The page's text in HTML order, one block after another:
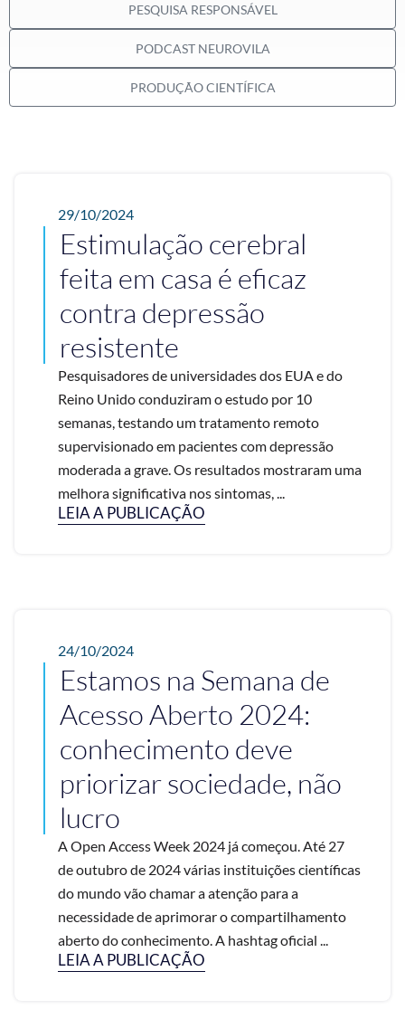
PESQUISA RESPONSÁVEL
PODCAST NEUROVILA
PRODUÇÃO CIENTÍFICA
29/10/2024
Estimulação cerebral
feita em casa é eficaz
contra depressão
resistente
Pesquisadores de universidades dos EUA e do
Reino Unido conduziram o estudo por 10
semanas, testando um tratamento remoto
supervisionado em pacientes com depressão
moderada a grave. Os resultados mostraram uma
melhora significativa nos sintomas, ...
LEIA A PUBLICAÇÃO
24/10/2024
Estamos na Semana de
Acesso Aberto 2024:
conhecimento deve
priorizar sociedade, não
lucro
A Open Access Week 2024 já começou. Até 27
de outubro de 2024 várias instituições científicas
do mundo vão chamar a atenção para a
necessidade de aprimorar o compartilhamento
aberto do conhecimento. A hashtag oficial ...
LEIA A PUBLICAÇÃO